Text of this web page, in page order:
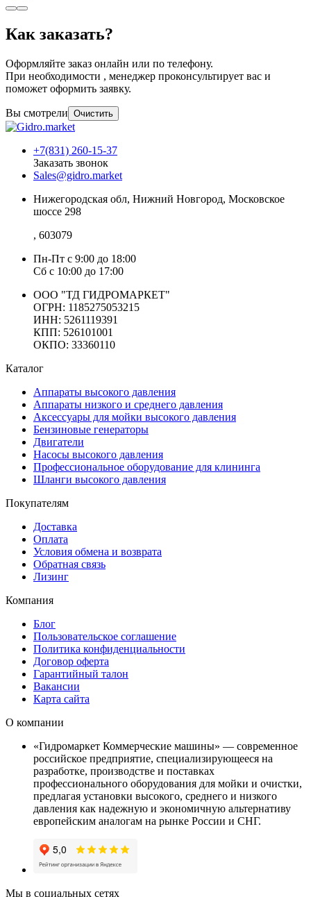
Как заказать?
Оформляйте заказ онлайн или по телефону.
При необходимости , менеджер проконсультирует вас и
поможет оформить заявку.
Вы смотрели Очистить
+7(831) 260-15-37
Заказать звонок
Sales@gidro.market
Нижегородская обл, Нижний Новгород, Московское
шоссе 298
, 603079
Пн-Пт с 9:00 до 18:00
Сб с 10:00 до 17:00
ООО "ТД ГИДРОМАРКЕТ"
ОГРН: 1185275053215
ИНН: 5261119391
КПП: 526101001
ОКПО: 33360110
Каталог
Аппараты высокого давления
Аппараты низкого и среднего давления
Аксессуары для мойки высокого давления
Бензиновые генераторы
Двигатели
Насосы высокого давления
Профессиональное оборудование для клининга
Шланги высокого давления
Покупателям
Доставка
Оплата
Условия обмена и возврата
Обратная связь
Лизинг
Компания
Блог
Пользовательское соглашение
Политика конфиденциальности
Договор оферта
Гарантийный талон
Вакансии
Карта сайта
О компании
«Гидромаркет Коммерческие машины» — современное
российское предприятие, специализирующееся на
разработке, производстве и поставках
профессионального оборудования для мойки и очистки,
предлагая установки высокого, среднего и низкого
давления как надежную и экономичную альтернативу
европейским аналогам на рынке России и СНГ.
Мы в социальных сетях